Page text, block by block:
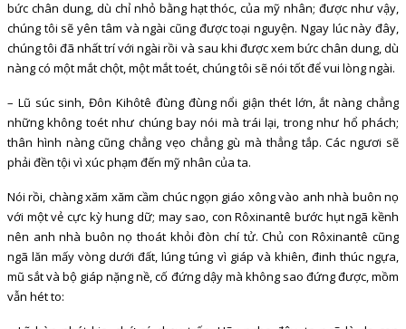
bức chân dung, dù chỉ nhỏ bằng hạt thóc, của mỹ nhân; được như vậy,
chúng tôi sẽ yên tâm và ngài cũng được toại nguyện. Ngay lúc này đây,
chúng tôi đã nhất trí với ngài rồi và sau khi được xem bức chân dung, dù
nàng có một mắt chột, một mắt toét, chúng tôi sẽ nói tốt để vui lòng ngài.
– Lũ súc sinh, Đôn Kihôtê đùng đùng nổi giận thét lớn, ắt nàng chẳng
những không toét như chúng bay nói mà trái lại, trong như hổ phách;
thân hình nàng cũng chẳng vẹo chẳng gù mà thẳng tắp. Các ngươi sẽ
phải đền tội vì xúc phạm đến mỹ nhân của ta.
Nói rồi, chàng xăm xăm cầm chúc ngọn giáo xông vào anh nhà buôn nọ
với một vẻ cực kỳ hung dữ; may sao, con Rôxinantê bước hụt ngã kềnh
nên anh nhà buôn nọ thoát khỏi đòn chí tử. Chủ con Rôxinantê cũng
ngã lăn mấy vòng dưới đất, lúng túng vì giáp và khiên, đinh thúc ngựa,
mũ sắt và bộ giáp nặng nề, cố đứng dậy mà không sao đứng được, mồm
vẫn hét to: